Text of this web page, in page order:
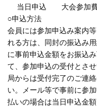
当日申込 大会参加費
○申込方法
会員には参加申込み案内
れる方は、同封の振込み
に事前申込金額をお振込
て、参加申込の受付とさ
局からは受付完了のご連
い。メール等で事前に参
払いの場合は当日申込金